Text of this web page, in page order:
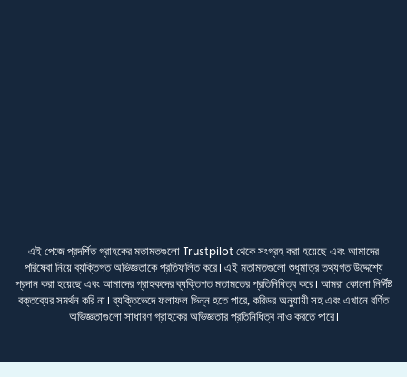
এই পেজে প্রদর্শিত গ্রাহকের মতামতগুলো Trustpilot থেকে সংগ্রহ করা হয়েছে এবং আমাদের
পরিষেবা নিয়ে ব্যক্তিগত অভিজ্ঞতাকে প্রতিফলিত করে। এই মতামতগুলো শুধুমাত্র তথ্যগত উদ্দেশ্যে
প্রদান করা হয়েছে এবং আমাদের গ্রাহকদের ব্যক্তিগত মতামতের প্রতিনিধিত্ব করে। আমরা কোনো নির্দিষ্ট
বক্তব্যের সমর্থন করি না। ব্যক্তিভেদে ফলাফল ভিন্ন হতে পারে, করিডর অনুযায়ী সহ এবং এখানে বর্ণিত
অভিজ্ঞতাগুলো সাধারণ গ্রাহকের অভিজ্ঞতার প্রতিনিধিত্ব নাও করতে পারে।